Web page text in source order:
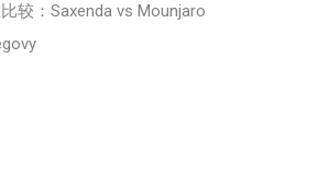
较：Saxenda vs Mounjaro